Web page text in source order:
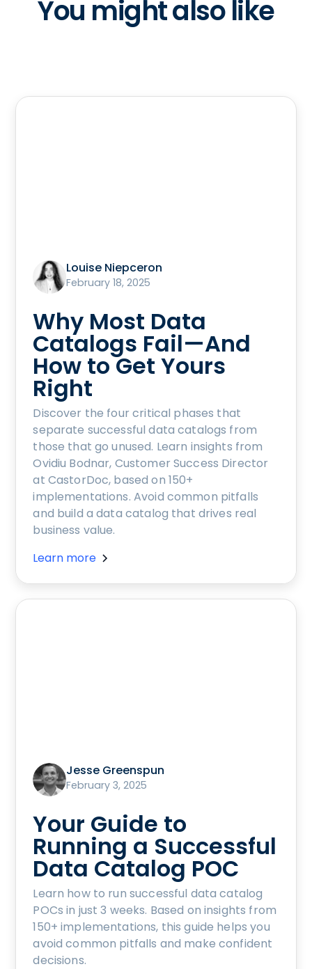
You might also like
Louise Niepceron
February 18, 2025
Why Most Data
Catalogs Fail—And
How to Get Yours
Right
Discover the four critical phases that
separate successful data catalogs from
those that go unused. Learn insights from
Ovidiu Bodnar, Customer Success Director
at CastorDoc, based on 150+
implementations. Avoid common pitfalls
and build a data catalog that drives real
business value.
Learn more
Jesse Greenspun
February 3, 2025
Your Guide to
Running a Successful
Data Catalog POC
Learn how to run successful data catalog
POCs in just 3 weeks. Based on insights from
150+ implementations, this guide helps you
avoid common pitfalls and make confident
decisions.